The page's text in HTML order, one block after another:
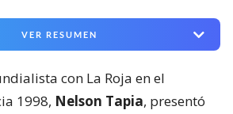
VER RESUMEN
con La Roja en el
1998, Nelson Tapia, presentó